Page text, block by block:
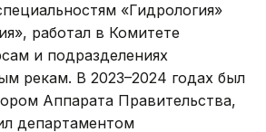
«Гидрология»
работал в Комитете
и подразделениях
рекам. В 2023–2024 годах был
Аппарата Правительства,
департаментом